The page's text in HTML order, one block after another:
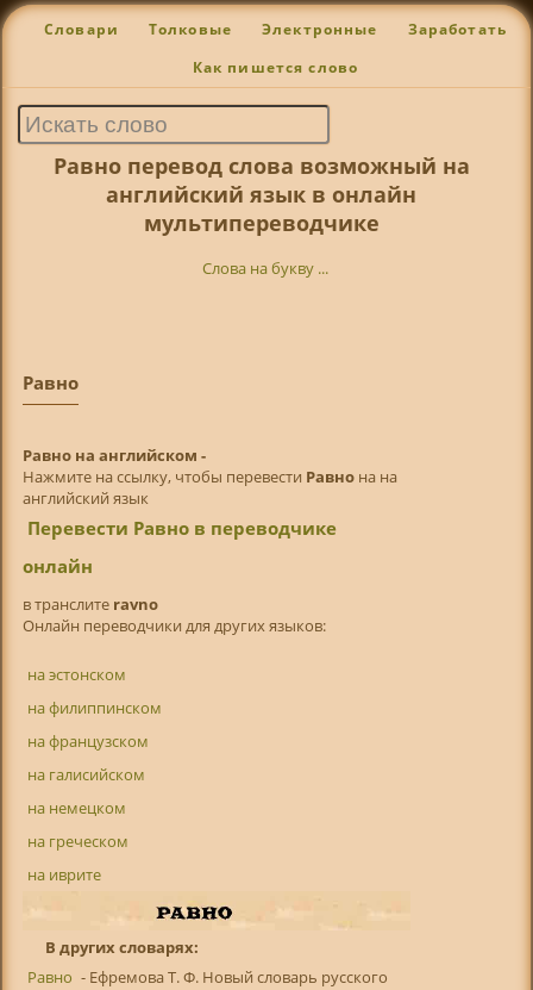
Словари Толковые Электронные Заработать
Как пишется слово
Равно перевод слова возможный на
английский язык в онлайн
мультипереводчике
Слова на букву ...
Равно
Равно на английском -
Нажмите на ссылку, чтобы перевести Равнона на
английский язык
Перевести Равно в переводчике
онлайн
в транслитe ravno
Онлайн переводчики для других языков:
на эстонском
на филиппинском
на французском
на галисийском
на немецком
на греческом
на иврите
В других словарях:
Равно - Ефремова Т. Ф. Новый словарь русского